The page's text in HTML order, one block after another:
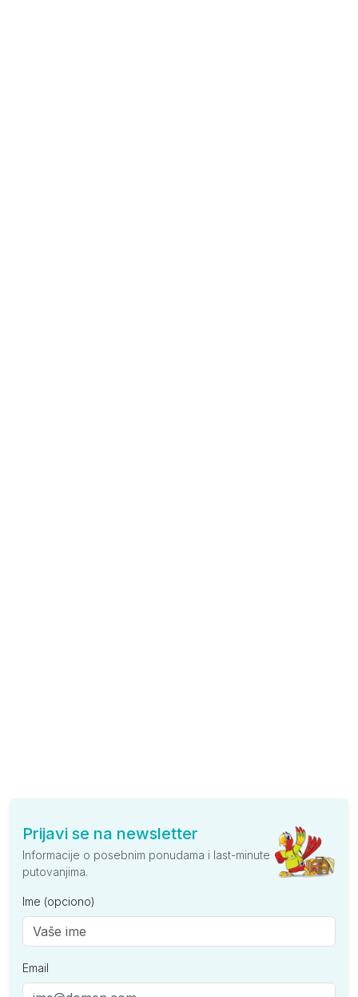
Prijavi se na newsletter
Informacije o posebnim ponudama i last-minute
putovanjima.
Ime (opciono)
Email